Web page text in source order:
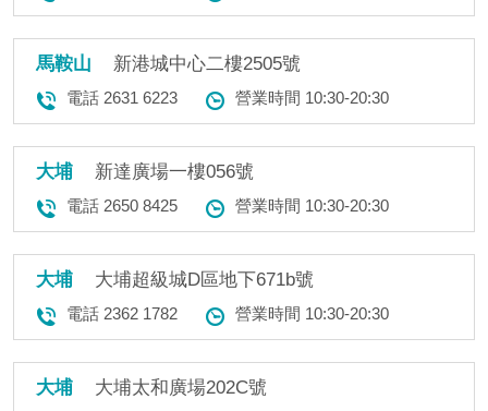
馬鞍山 新港城中心二樓2505號
電話 2631 6223 營業時間 10:30-20:30
大埔 新達廣場一樓056號
電話 2650 8425 營業時間 10:30-20:30
大埔 大埔超級城D區地下671b號
電話 2362 1782 營業時間 10:30-20:30
大埔 大埔太和廣場202C號